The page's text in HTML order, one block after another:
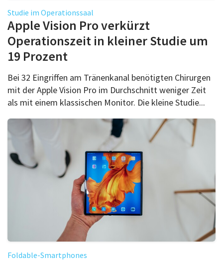
Studie im Operationssaal
Apple Vision Pro verkürzt
Operationszeit in kleiner Studie um
19 Prozent
Bei 32 Eingriffen am Tränenkanal benötigten Chirurgen
mit der Apple Vision Pro im Durchschnitt weniger Zeit
als mit einem klassischen Monitor. Die kleine Studie...
Foldable-Smartphones